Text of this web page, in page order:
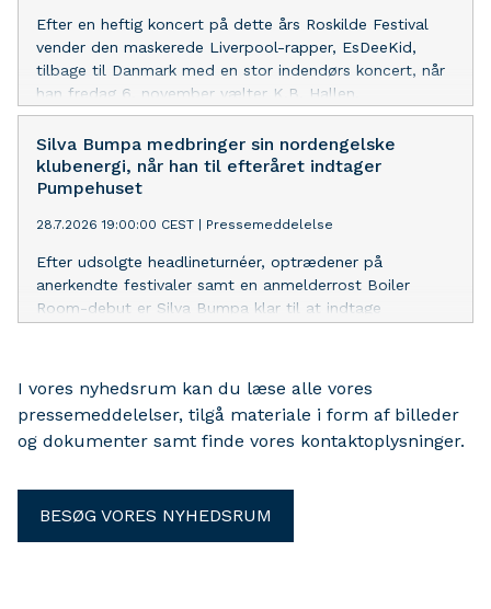
Efter en heftig koncert på dette års Roskilde Festival
vender den maskerede Liverpool-rapper, EsDeeKid,
tilbage til Danmark med en stor indendørs koncert, når
han fredag 6. november vælter K.B. Hallen.
Silva Bumpa medbringer sin nordengelske
klubenergi, når han til efteråret indtager
Pumpehuset
28.7.2026 19:00:00 CEST | Pressemeddelelse
Efter udsolgte headlineturnéer, optrædener på
anerkendte festivaler samt en anmelderrost Boiler
Room-debut er Silva Bumpa klar til at indtage
I vores nyhedsrum kan du læse alle vores
pressemeddelelser, tilgå materiale i form af billeder
og dokumenter samt finde vores kontaktoplysninger.
BESØG VORES NYHEDSRUM